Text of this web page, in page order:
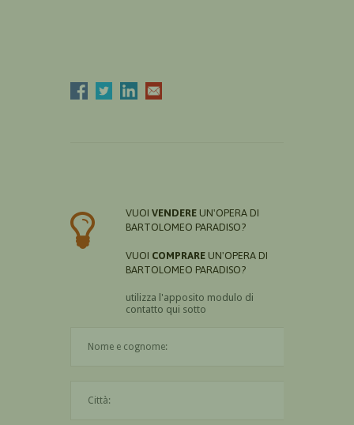
VUOI VENDERE UN'OPERA DI
BARTOLOMEO PARADISO?
VUOI COMPRARE UN'OPERA DI
BARTOLOMEO PARADISO?
utilizza l'apposito modulo di
contatto qui sotto